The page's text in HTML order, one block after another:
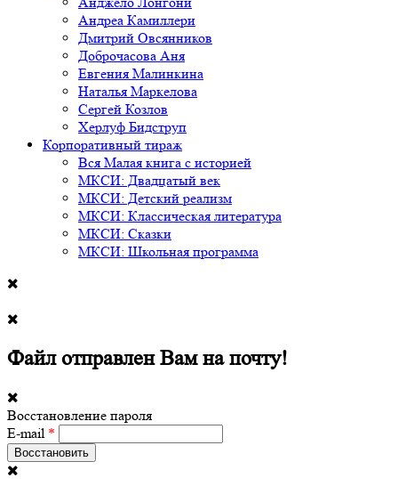
Андреа Камиллери
Дмитрий Овсянников
Доброчасова Аня
Евгения Малинкина
Наталья Маркелова
Сергей Козлов
Херлуф Бидструп
Корпоративный тираж
Вся Малая книга с историей
МКСИ: Двадцатый век
МКСИ: Детский реализм
МКСИ: Классическая литература
МКСИ: Сказки
МКСИ: Школьная программа
Файл отправлен Вам на почту!
Восстановление пароля
E-mail *